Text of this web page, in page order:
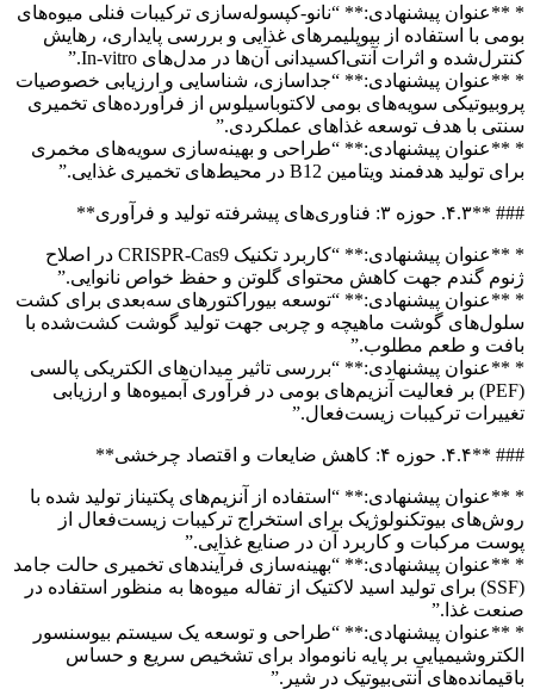
* **عنوان پیشنهادی:** “نانو-کپسوله‌سازی ترکیبات فنلی میوه‌های
بومی با استفاده از بیوپلیمرهای غذایی و بررسی پایداری، رهایش
کنترل‌شده و اثرات آنتی‌اکسیدانی آن‌ها در مدل‌های In-vitro.”
* **عنوان پیشنهادی:** “جداسازی، شناسایی و ارزیابی خصوصیات
پروبیوتیکی سویه‌های بومی لاکتوباسیلوس از فرآورده‌های تخمیری
سنتی با هدف توسعه غذاهای عملکردی.”
* **عنوان پیشنهادی:** “طراحی و بهینه‌سازی سویه‌های مخمری
برای تولید هدفمند ویتامین B12 در محیط‌های تخمیری غذایی.”
### **۴.۳. حوزه ۳: فناوری‌های پیشرفته تولید و فرآوری**
* **عنوان پیشنهادی:** “کاربرد تکنیک CRISPR-Cas9 در اصلاح
ژنوم گندم جهت کاهش محتوای گلوتن و حفظ خواص نانوایی.”
* **عنوان پیشنهادی:** “توسعه بیوراکتورهای سه‌بعدی برای کشت
سلول‌های گوشت ماهیچه و چربی جهت تولید گوشت کشت‌شده با
بافت و طعم مطلوب.”
* **عنوان پیشنهادی:** “بررسی تاثیر میدان‌های الکتریکی پالسی
(PEF) بر فعالیت آنزیم‌های بومی در فرآوری آبمیوه‌ها و ارزیابی
تغییرات ترکیبات زیست‌فعال.”
### **۴.۴. حوزه ۴: کاهش ضایعات و اقتصاد چرخشی**
* **عنوان پیشنهادی:** “استفاده از آنزیم‌های پکتیناز تولید شده با
روش‌های بیوتکنولوژیک برای استخراج ترکیبات زیست‌فعال از
پوست مرکبات و کاربرد آن در صنایع غذایی.”
* **عنوان پیشنهادی:** “بهینه‌سازی فرآیندهای تخمیری حالت جامد
(SSF) برای تولید اسید لاکتیک از تفاله میوه‌ها به منظور استفاده در
صنعت غذا.”
* **عنوان پیشنهادی:** “طراحی و توسعه یک سیستم بیوسنسور
الکتروشیمیایی بر پایه نانومواد برای تشخیص سریع و حساس
باقیمانده‌های آنتی‌بیوتیک در شیر.”